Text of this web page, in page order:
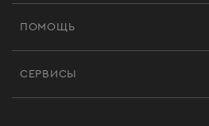
ПОМОЩЬ
СЕРВИСЫ